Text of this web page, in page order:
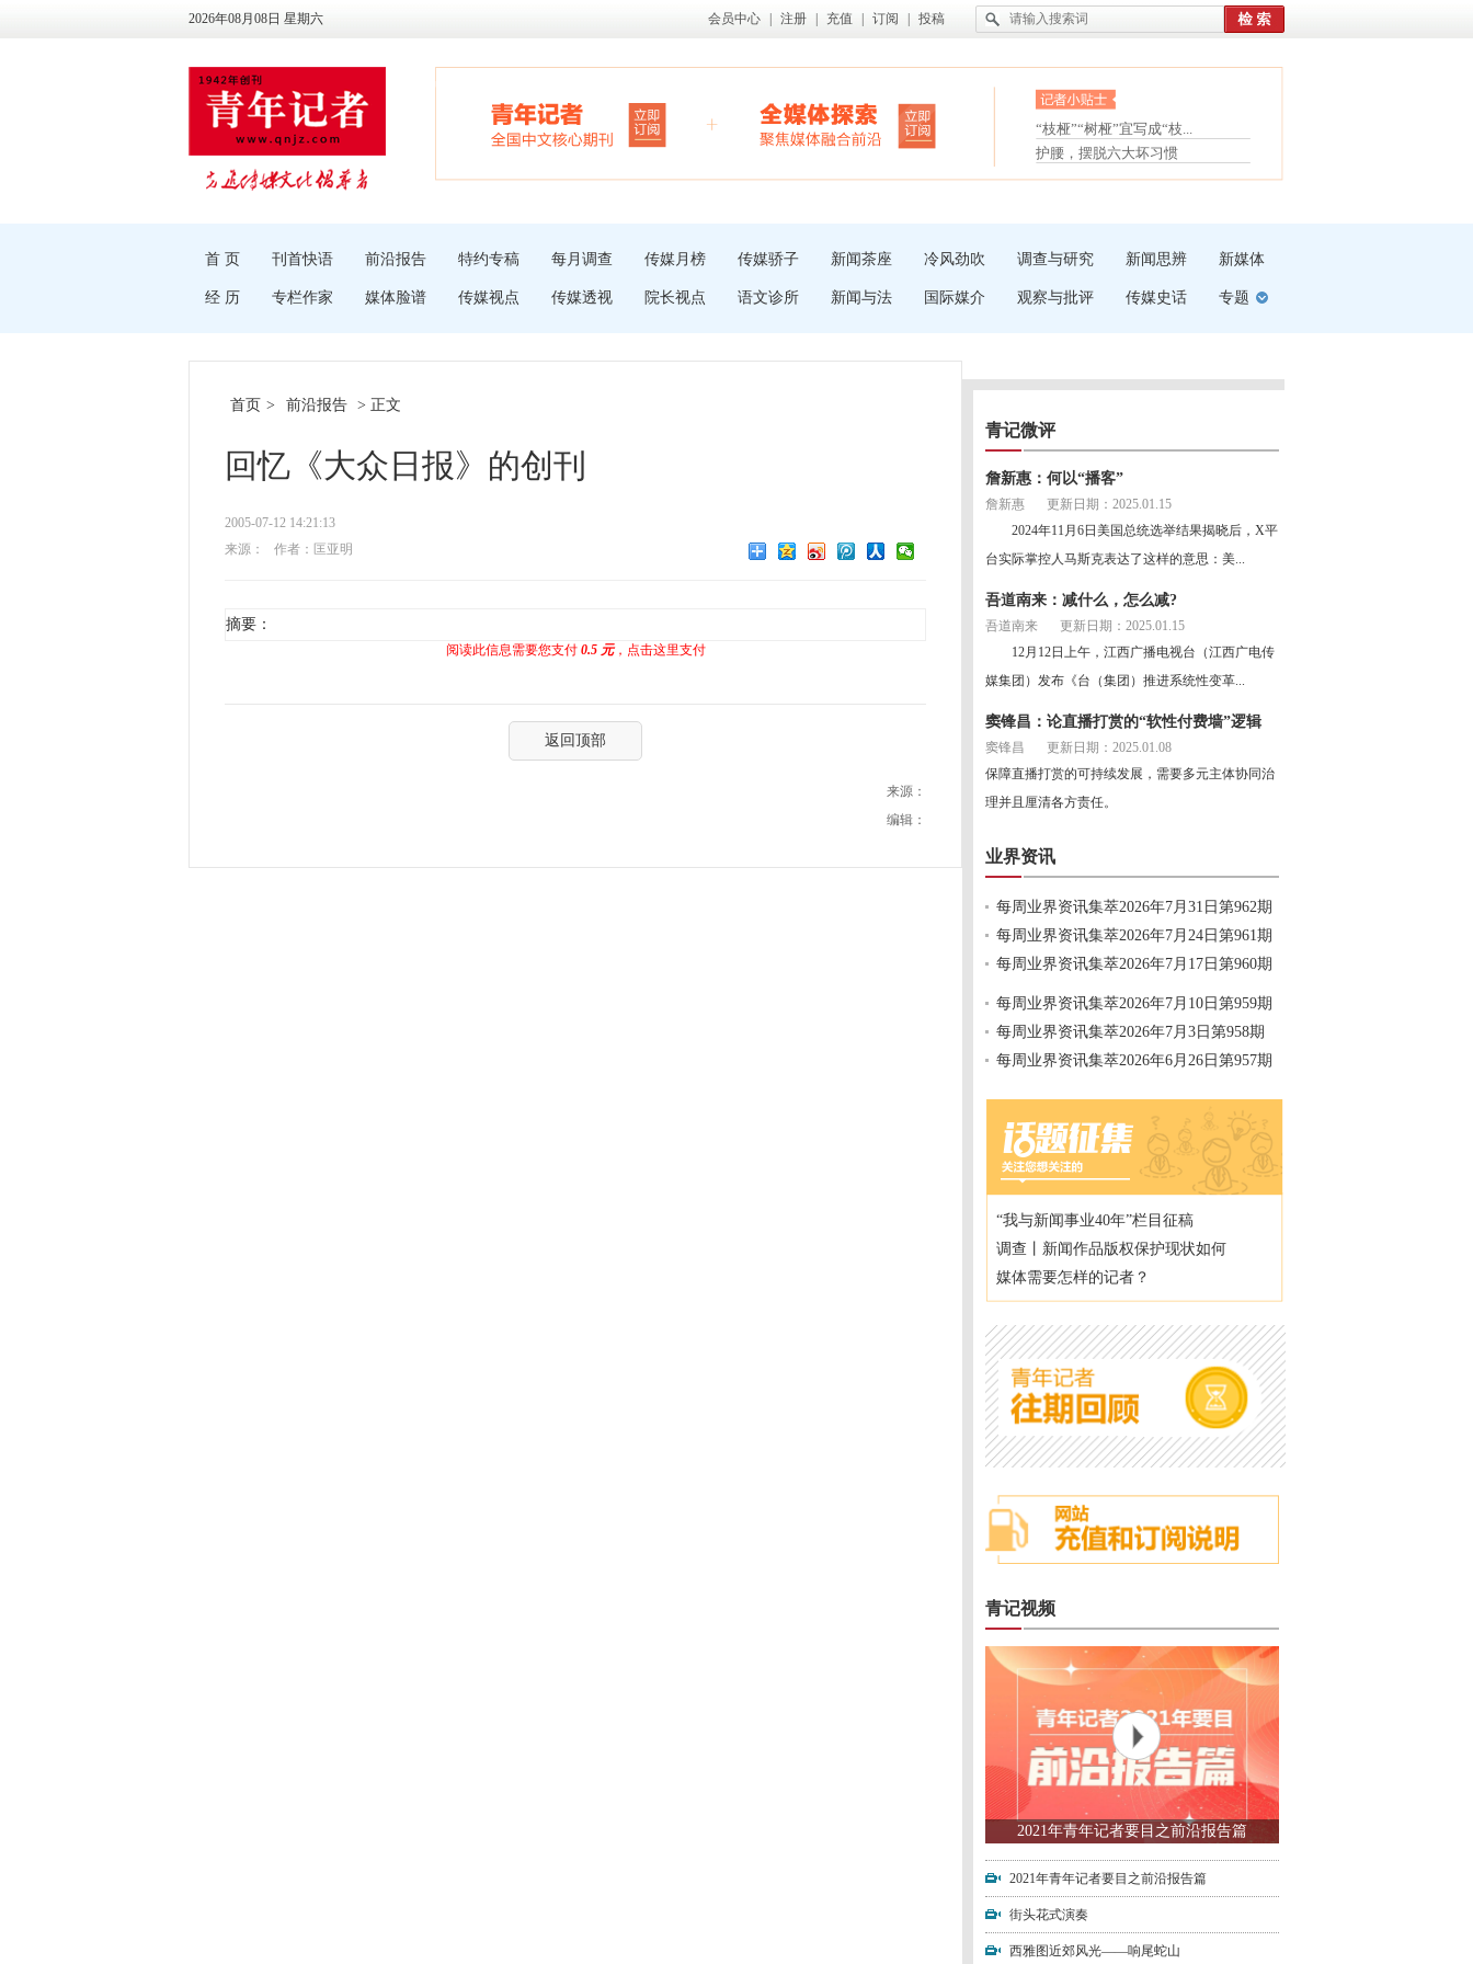
2026年08月08日 星期六 会员中心 注册 充值 订阅 投稿
眼白变红或是结膜下出血
“枝桠”“树桠”宜写成“枝...
夏天缓解疲劳有三招
护腰，摆脱六大坏习惯
受伤了冰敷还是热敷
首 页 刊首快语 前沿报告 特约专稿 每月调查 传媒月榜 传媒骄子 新闻茶座 冷风劲吹 调查与研究 新闻思辨 新媒体
经 历 专栏作家 媒体脸谱 传媒视点 传媒透视 院长视点 语文诊所 新闻与法 国际媒介 观察与批评 传媒史话 专题
首页 > 前沿报告 > 正文
回忆《大众日报》的创刊
2005-07-12 14:21:13
来源：
作者：匡亚明
摘要：
阅读此信息需要您支付 0.5 元，点击这里支付
返回顶部
来源：
编辑：
青记微评
詹新惠：何以“播客”
詹新惠
更新日期：2025.01.15
2024年11月6日美国总统选举结果揭晓后，X平
台实际掌控人马斯克表达了这样的意思：美...
吾道南来：减什么，怎么减?
吾道南来
更新日期：2025.01.15
12月12日上午，江西广播电视台（江西广电传
媒集团）发布《台（集团）推进系统性变革...
窦锋昌：论直播打赏的“软性付费墙”逻辑
窦锋昌
更新日期：2025.01.08
保障直播打赏的可持续发展，需要多元主体协同治
理并且厘清各方责任。
业界资讯
每周业界资讯集萃2026年7月31日第962期
每周业界资讯集萃2026年7月24日第961期
每周业界资讯集萃2026年7月17日第960期
每周业界资讯集萃2026年7月10日第959期
每周业界资讯集萃2026年7月3日第958期
每周业界资讯集萃2026年6月26日第957期
“我与新闻事业40年”栏目征稿
调查丨新闻作品版权保护现状如何
媒体需要怎样的记者？
青记视频
2021年青年记者要目之前沿报告篇
2021年青年记者要目之前沿报告篇
街头花式演奏
西雅图近郊风光——响尾蛇山